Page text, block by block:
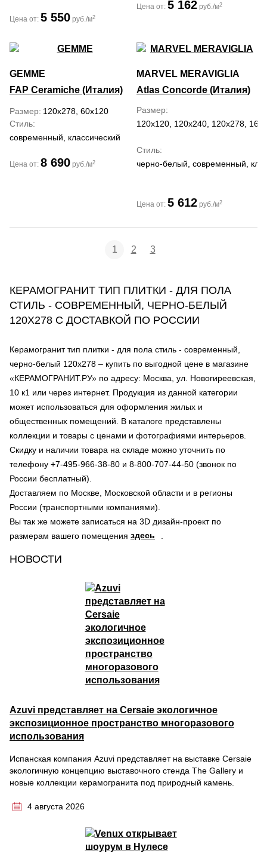
Цена от: 5 550 руб./м2
Цена от: 5 162 руб./м2
GEMME
FAP Ceramiche (Италия)
Размер 120x278, 60x120
Стиль
современный, классический
Цена от: 8 690 руб./м2
MARVEL MERAVIGLIA
Atlas Concorde (Италия)
Размер
120x120, 120x240, 120x278,
Стиль
черно-белый, современный,
Цена от: 5 612 руб./м2
1 2 3
КЕРАМОГРАНИТ ТИП ПЛИТКИ - ДЛЯ ПОЛА
СТИЛЬ - СОВРЕМЕННЫЙ, ЧЕРНО-БЕЛЫЙ
120Х278 С ДОСТАВКОЙ ПО РОССИИ
Керамогранит тип плитки - для пола стиль - современный,
черно-белый 120х278 – купить по выгодной цене в магазине
«КЕРАМОГРАНИТ.РУ» по адресу: Москва, ул. Новогиреевская,
10 к1 или через интернет. Продукция из данной категории
может использоваться для оформления жилых и
общественных помещений. В каталоге представлены
коллекции и товары с ценами и фотографиями интерьеров.
Скидку и наличии товара на складе можно уточнить по
телефону +7-495-966-38-80 и 8-800-707-44-50 (звонок по
России бесплатный).
Доставляем по Москве, Московской области и в регионы
России (транспортными компаниями).
Вы так же можете записаться на 3D дизайн-проект по
размерам вашего помещения здесь
НОВОСТИ
Azuvi представляет на Cersaie экологичное
экспозиционное пространство многоразового
использования
Испанская компания Azuvi представляет на выставке Cersaie
экологичную концепцию выставочного стенда The Gallery и
новые коллекции керамогранита под природный камень.
4 августа 2026